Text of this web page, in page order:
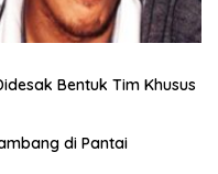
Bentuk Tim Khusus
di Pantai